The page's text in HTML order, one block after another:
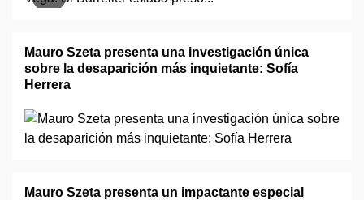
Mauro Szeta presenta una investigación única
sobre la desaparición más inquietante: Sofía
Herrera
Mauro Szeta presenta un impactante especial